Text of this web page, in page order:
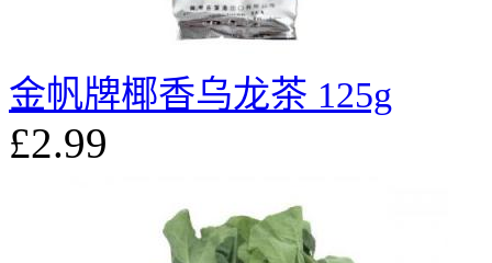
金帆牌椰香乌龙茶 125g
£2.99